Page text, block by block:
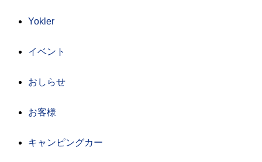
Yokler
イベント
おしらせ
お客様
キャンピングカー